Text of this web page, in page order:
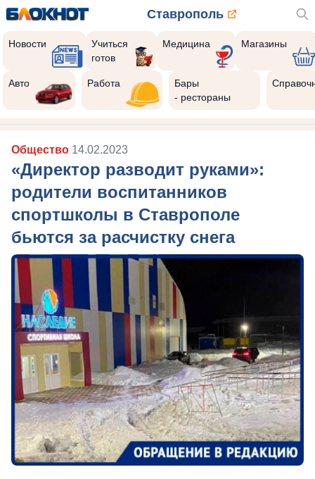
Ставрополь
Новости
Учиться
готов
Медицина Магазины
Авто Работа
Бары
- рестораны
Общество 14.02.2023
«Директор разводит руками»:
родители воспитанников
спортшколы в Ставрополе
бьются за расчистку снега
Реклама закроется через: